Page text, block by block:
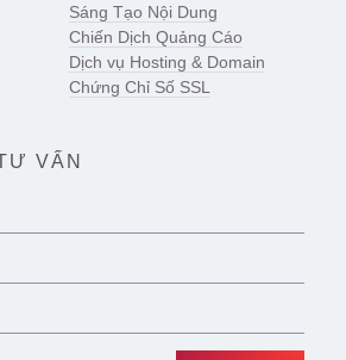
Sáng Tạo Nội Dung
Chiến Dịch Quảng Cáo
Dịch vụ Hosting & Domain
Chứng Chỉ Số SSL
VẤN